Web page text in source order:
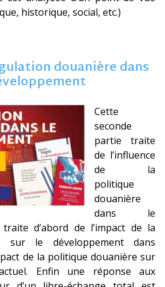
historique, social, etc.)
douanière dans
Cette
seconde
partie traite
de l’influence
de la
politique
douanière
dans le
d’abord de l’impact de la
sur le développement dans
de la politique douanière sur
Enfin une réponse aux